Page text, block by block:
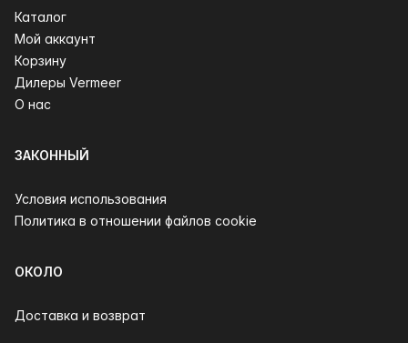
Каталог
Мой аккаунт
Корзину
Дилеры Vermeer
О нас
ЗАКОННЫЙ
Условия использования
Политика в отношении файлов cookie
ОКОЛО
Доставка и возврат